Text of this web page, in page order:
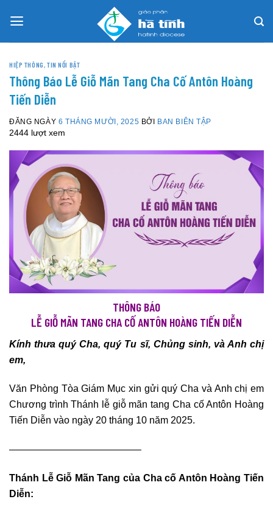
HIỆP THÔNG, TIN NỔI BẬT
Thông Báo Lễ Giỗ Mãn Tang Cha Cố Antôn Hoàng
Tiến Diễn
ĐĂNG NGÀY 6 THÁNG MƯỜI, 2025 BỞI BAN BIÊN TẬP
2444 lượt xem
THÔNG BÁO
LỄ GIỖ MÃN TANG CHA CỐ ANTÔN HOÀNG TIẾN DIỄN
Kính thưa quý Cha, quý Tu sĩ, Chủng sinh, và Anh chị
em,
Văn Phòng Tòa Giám Mục xin gửi quý Cha và Anh chị em
Chương trình Thánh lễ giỗ mãn tang Cha cố Antôn Hoàng
Tiến Diễn vào ngày 20 tháng 10 năm 2025.
—————————————–
Thánh Lễ Giỗ Mãn Tang của Cha cố Antôn Hoàng Tiến
Diễn: